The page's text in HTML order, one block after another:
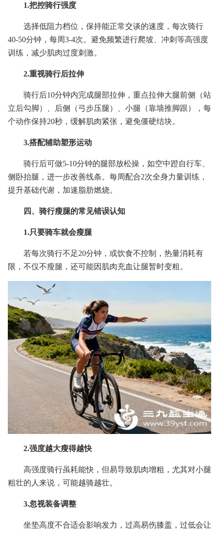
1.把控骑行强度
选择低阻力档位，保持能正常交谈的速度，每次骑行
40-50分钟，每周3-4次。避免频繁进行爬坡、冲刺等高强度
训练，减少肌肉过度刺激。
2.重视骑行后拉伸
骑行后10分钟内完成腿部拉伸，重点拉伸大腿前侧（站
立后勾脚）、后侧（弓步压腿）、小腿（靠墙推脚跟），每
个动作保持20秒，缓解肌肉紧张，避免僵硬结块。
3.搭配辅助塑形运动
骑行后可做5-10分钟的腿部放松操，如空中蹬自行车、
侧卧抬腿，进一步改善线条。每周配合2次全身力量训练，
提升基础代谢，加速脂肪燃烧。
四、骑行瘦腿的常见错误认知
1.只要骑车就会瘦腿
若每次骑行不足20分钟，或饮食不控制，热量消耗有
限，不仅不瘦腿，还可能因肌肉充血让腿暂时变粗。
2.强度越大瘦得越快
高强度骑行虽耗能快，但易导致肌肉增粗，尤其对小腿
粗壮的人来说，可能越骑越壮。
3.忽视装备调整
坐垫高度不合适会影响发力，过高易伤膝盖，过低会让